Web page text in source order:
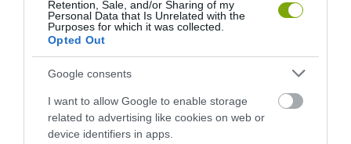
Retention, Sale, and/or Sharing of my
Personal Data that Is Unrelated with the
Purposes for which it was collected.
Opted Out
Google consents
I want to allow Google to enable storage
related to advertising like cookies on web or
device identifiers in apps.